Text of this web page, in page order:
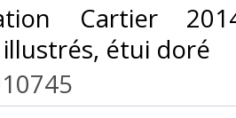
Cartier
étui doré